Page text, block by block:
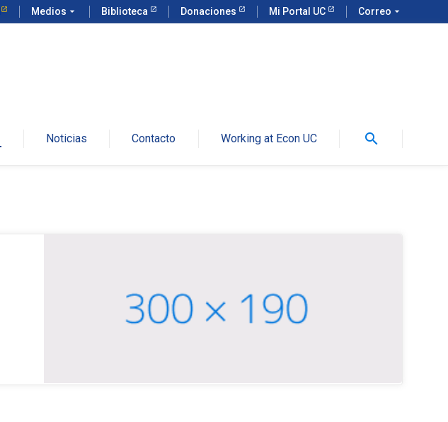
Medios arrow_drop_down Biblioteca Donaciones Mi Portal UC Correo arrow_drop_down
Noticias Contacto Working at Econ UC search